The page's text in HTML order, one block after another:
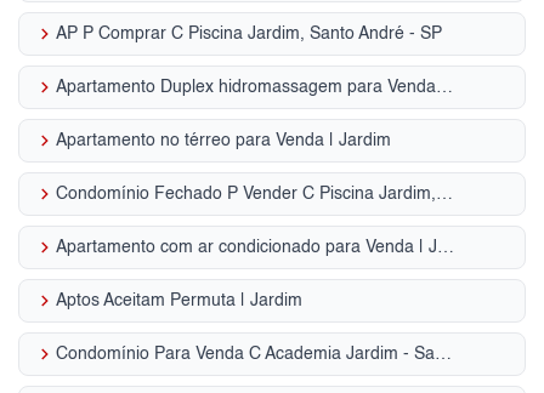
keyboard_arrow_right AP P Comprar C Piscina Jardim, Santo André - SP
keyboard_arrow_right Apartamento Duplex hidromassagem para Venda | Jardim
keyboard_arrow_right Apartamento no térreo para Venda | Jardim
keyboard_arrow_right Condomínio Fechado P Vender C Piscina Jardim, Santo André - SP
keyboard_arrow_right Apartamento com ar condicionado para Venda | Jardim
keyboard_arrow_right Aptos Aceitam Permuta | Jardim
keyboard_arrow_right Condomínio Para Venda C Academia Jardim - Santo André, SP